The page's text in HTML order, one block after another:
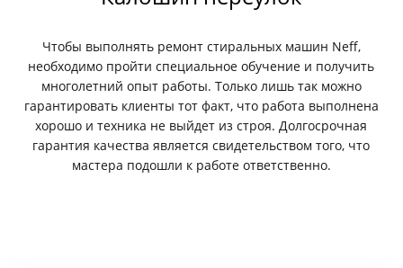
Чтобы выполнять ремонт стиральных машин Neff,
необходимо пройти специальное обучение и получить
многолетний опыт работы. Только лишь так можно
гарантировать клиенты тот факт, что работа выполнена
хорошо и техника не выйдет из строя. Долгосрочная
гарантия качества является свидетельством того, что
мастера подошли к работе ответственно.